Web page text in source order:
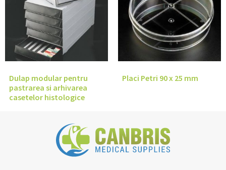
Dulap modular pentru
pastrarea si arhivarea
casetelor histologice
Placi Petri 90 x 25 mm